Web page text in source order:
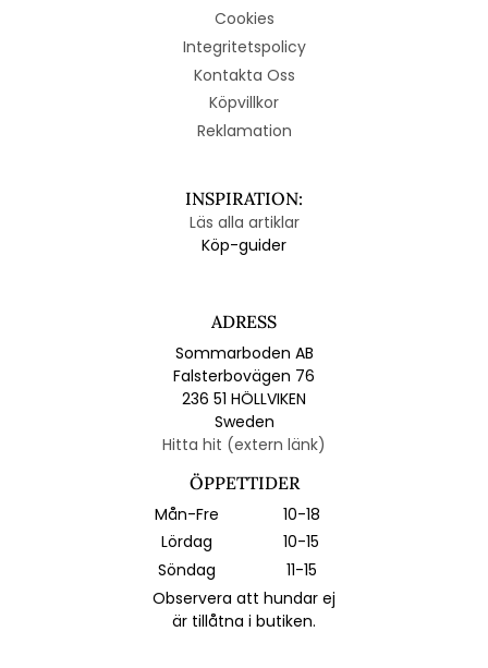
Cookies
Integritetspolicy
Kontakta Oss
Köpvillkor
Reklamation
INSPIRATION:
Läs alla artiklar
Köp-guider
ADRESS
Sommarboden AB
Falsterbovägen 76
236 51 HÖLLVIKEN
Sweden
Hitta hit (extern länk)
ÖPPETTIDER
Mån-Fre
10-18
Lördag
10-15
Söndag
11-15
Observera att hundar ej
är tillåtna i butiken.